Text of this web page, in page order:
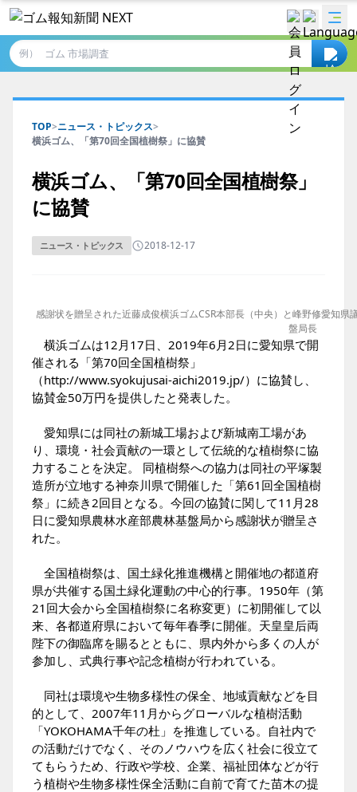
例）
TOP>ニュース・トピックス>
横浜ゴム、「第70回全国植樹祭」に協賛
横浜ゴム、「第70回全国植樹祭」
に協賛
ニュース・トピックス 2018-12-17
感謝状を贈呈された近藤成俊横浜ゴムCSR本部長（中央）と峰野修愛知
盤局長
横浜ゴムは12月17日、2019年6月2日に愛知県で開
催される「第70回全国植樹祭」
（http://www.syokujusai-aichi2019.jp/）に協賛し、
協賛金50万円を提供したと発表した。
愛知県には同社の新城工場および新城南工場があ
り、環境・社会貢献の一環として伝統的な植樹祭に協
力することを決定。 同植樹祭への協力は同社の平塚製
造所が立地する神奈川県で開催した「第61回全国植樹
祭」に続き2回目となる。今回の協賛に関して11月28
日に愛知県農林水産部農林基盤局から感謝状が贈呈さ
れた。
全国植樹祭は、国土緑化推進機構と開催地の都道府
県が共催する国土緑化運動の中心的行事。1950年（第
21回大会から全国植樹祭に名称変更）に初開催して以
来、各都道府県において毎年春季に開催。天皇皇后両
陛下の御臨席を賜るとともに、県内外から多くの人が
参加し、式典行事や記念植樹が行われている。
同社は環境や生物多様性の保全、地域貢献などを目
的として、2007年11月からグローバルな植樹活動
「YOKOHAMA千年の杜」を推進している。自社内で
の活動だけでなく、そのノウハウを広く社会に役立て
てもらうため、行政や学校、企業、福祉団体などが行
う植樹や生物多様性保全活動に自前で育てた苗木の提